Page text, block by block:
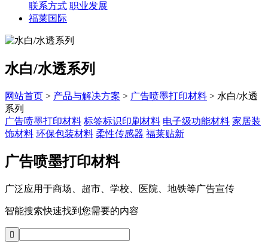
联系方式 职业发展
福莱国际
水白/水透系列
网站首页 > 产品与解决方案 > 广告喷墨打印材料 > 水白/水透
系列
广告喷墨打印材料 标签标识印刷材料 电子级功能材料 家居装
饰材料 环保包装材料 柔性传感器 福莱贴新
广告喷墨打印材料
广泛应用于商场、超市、学校、医院、地铁等广告宣传
智能搜索快速找到您需要的内容